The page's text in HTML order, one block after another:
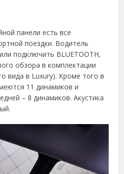
панели есть все
поездки. Водитель
подключить BLUETOOTH,
обзора в комплектации
вида в Luxury). Кроме того в
11 динамиков и
– 8 динамиков. Акустика